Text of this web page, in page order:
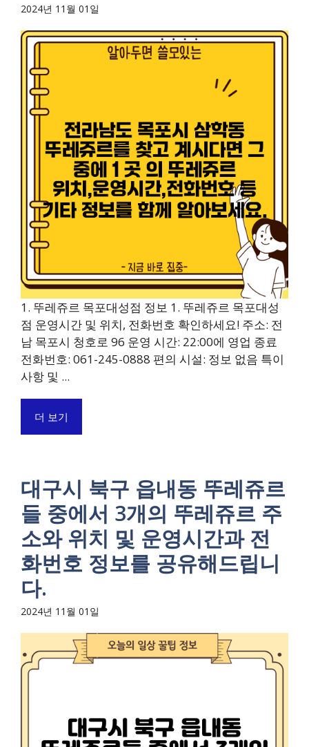
2024년 11월 01일
1. 뚜레쥬르 목포대성점 정보 1. 뚜레쥬르 목포대성
점 운영시간 및 위치, 전화번호 확인하세요! 주소: 전
남 목포시 청호로 96 운영 시간: 22:00에 영업 종료
전화번호: 061-245-0888 편의 시설: 정보 없음 특이
사항 및 ...
더 보기
대구시 북구 읍내동 뚜레쥬르
들 중에서 3개의 뚜레쥬르 주
소와 위치 및 운영시간과 전
화번호 정보를 공유해드립니
다.
2024년 11월 01일